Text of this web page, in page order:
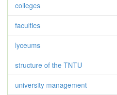
colleges
faculties
lyceums
structure of the TNTU
university management